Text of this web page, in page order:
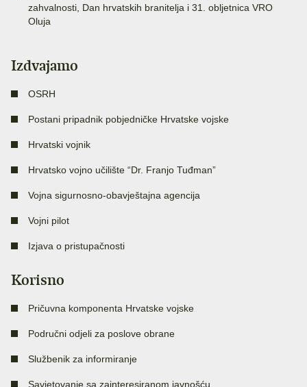
zahvalnosti, Dan hrvatskih branitelja i 31. obljetnica VRO
Oluja
Izdvajamo
OSRH
Postani pripadnik pobjedničke Hrvatske vojske
Hrvatski vojnik
Hrvatsko vojno učilište “Dr. Franjo Tuđman”
Vojna sigurnosno-obavještajna agencija
Vojni pilot
Izjava o pristupačnosti
Korisno
Pričuvna komponenta Hrvatske vojske
Područni odjeli za poslove obrane
Službenik za informiranje
Savjetovanje sa zainteresiranom javnošću